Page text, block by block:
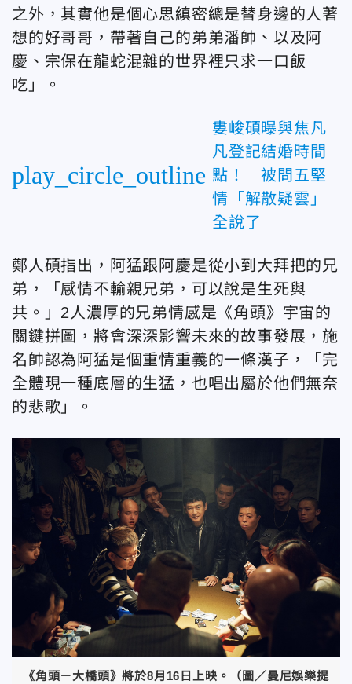
之外，其實他是個心思縝密總是替身邊的人著
想的好哥哥，帶著自己的弟弟潘帥、以及阿
慶、宗保在龍蛇混雜的世界裡只求一口飯
吃」。
play_circle_outline
婁峻碩曝與焦凡
凡登記結婚時間
點！ 被問五堅
情「解散疑雲」
全說了
鄭人碩指出，阿猛跟阿慶是從小到大拜把的兄
弟，「感情不輸親兄弟，可以說是生死與
共。」2人濃厚的兄弟情感是《角頭》宇宙的
關鍵拼圖，將會深深影響未來的故事發展，施
名帥認為阿猛是個重情重義的一條漢子，「完
全體現一種底層的生猛，也唱出屬於他們無奈
的悲歌」。
《角頭－大橋頭》將於8月16日上映。（圖／曼尼娛樂提